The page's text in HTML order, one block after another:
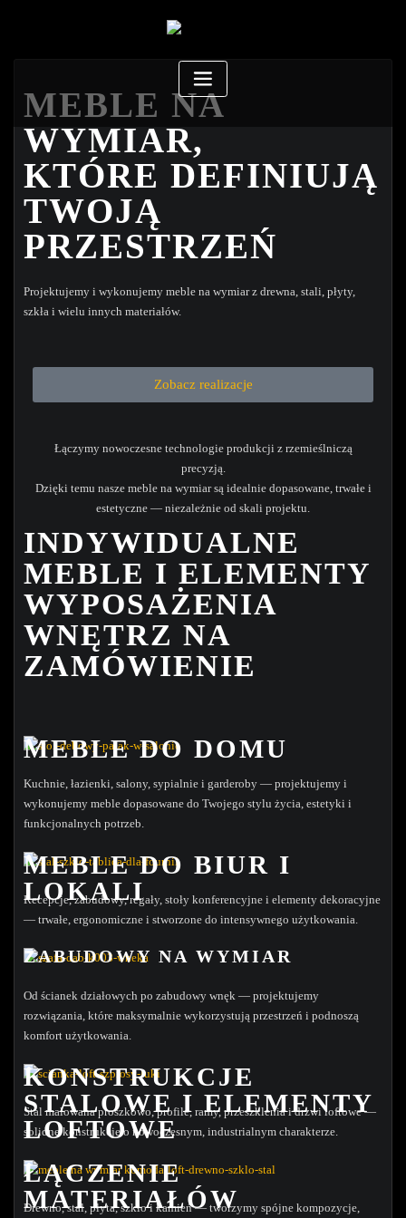
MEBLE NA
WYMIAR,
KTÓRE DEFINIUJĄ
TWOJĄ
PRZESTRZEŃ
Projektujemy i wykonujemy meble na wymiar z drewna, stali, płyty,
szkła i wielu innych materiałów.
Zobacz realizacje
Łączymy nowoczesne technologie produkcji z rzemieślniczą
precyzją.
Dzięki temu nasze meble na wymiar są idealnie dopasowane, trwałe i
estetyczne — niezależnie od skali projektu.
INDYWIDUALNE
MEBLE I ELEMENTY
WYPOSAŻENIA
WNĘTRZ NA
ZAMÓWIENIE
MEBLE DO DOMU
Kuchnie, łazienki, salony, sypialnie i garderoby — projektujemy i
wykonujemy meble dopasowane do Twojego stylu życia, estetyki i
funkcjonalnych potrzeb.
MEBLE DO BIUR I
LOKALI
Recepcje, zabudowy, regały, stoły konferencyjne i elementy dekoracyjne
— trwałe, ergonomiczne i stworzone do intensywnego użytkowania.
ZABUDOWY NA WYMIAR
Od ścianek działowych po zabudowy wnęk — projektujemy
rozwiązania, które maksymalnie wykorzystują przestrzeń i podnoszą
komfort użytkowania.
KONSTRUKCJE
STALOWE I ELEMENTY
LOFTOWE
Stal malowana proszkowo, profile, ramy, przeszklenia i drzwi loftowe —
solidne konstrukcje o nowoczesnym, industrialnym charakterze.
ŁĄCZENIE
MATERIAŁÓW
Drewno, stal, płyta, szkło i kamień — tworzymy spójne kompozycje,